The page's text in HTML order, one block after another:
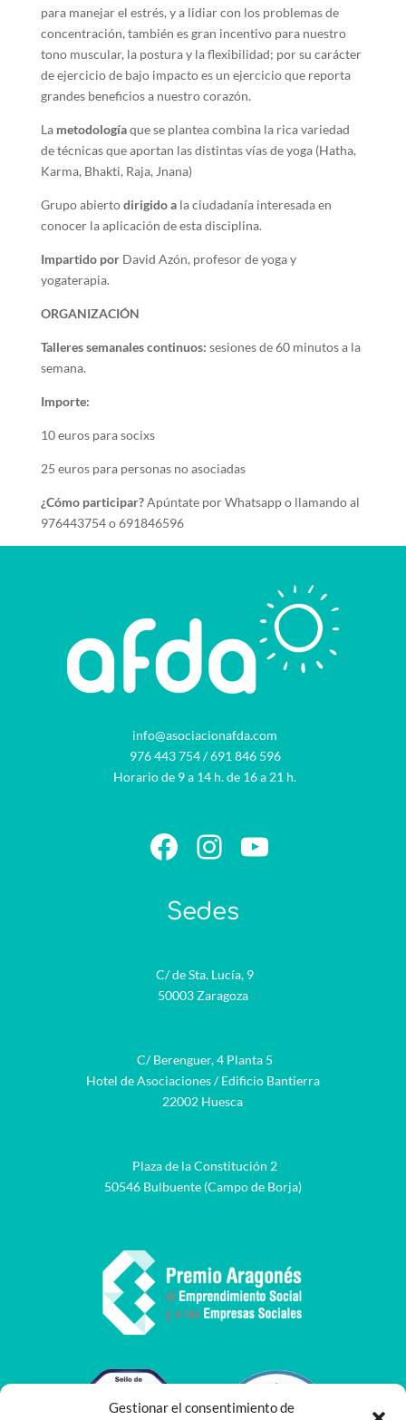
Gestionar el consentimiento de
para manejar el estrés, y a lidiar con los problemas de
concentración, también es gran incentivo para nuestro
tono muscular, la postura y la flexibilidad; por su carácter
de ejercicio de bajo impacto es un ejercicio que reporta
grandes beneficios a nuestro corazón.
La metodologíaque se plantea combina la rica variedad
de técnicas que aportan las distintas vías de yoga (Hatha,
Karma, Bhakti, Raja, Jnana)
Grupo abiertodirigido a la ciudadanía interesada en
conocer la aplicación de esta disciplina.
Impartido porDavid Azón, profesor de yoga y
yogaterapia.
ORGANIZACIÓN
Talleres semanales continuos: sesiones de 60 minutos a la
semana.
Importe:
10 euros para socixs
25 euros para personas no asociadas
¿Cómo participar?Apúntate por Whatsapp o llamando al
976443754 o 691846596
info@asociacionafda.com
976 443 754/691 846 596
Horario de 9 a 14 h. de 16 a 21 h.
Facebook
Instagram
YouTube
Sedes
C/ de Sta. Lucía, 9
50003 Zaragoza
C/ Berenguer, 4 Planta 5
Hotel de Asociaciones / Edificio Bantierra
22002 Huesca
Plaza de la Constitución 2
50546 Bulbuente (Campo de Borja)